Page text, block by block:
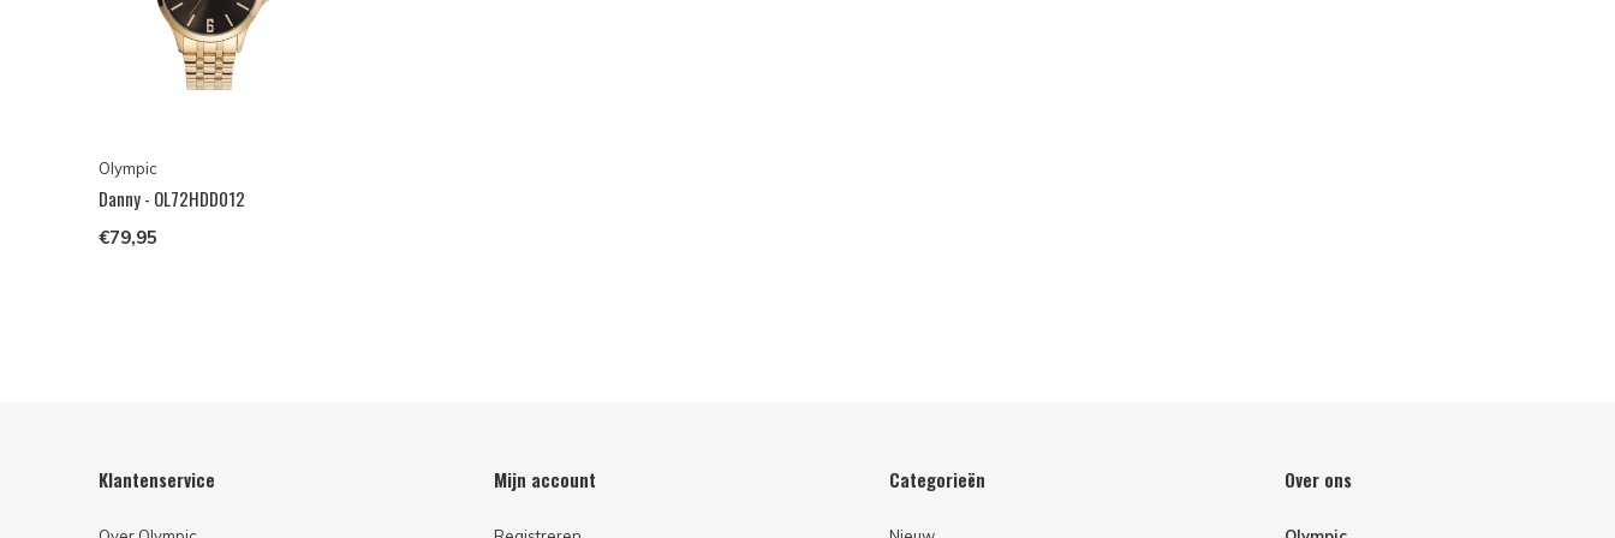
Olympic
Danny - OL72HDD012
€79,95
Klantenservice Mijn account Categorieën Over ons